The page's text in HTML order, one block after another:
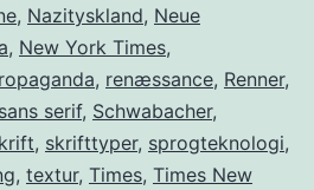
, Nazityskland, Neue
, New York Times,
, renæssance, Renner,
sans serif, Schwabacher,
, skrifttyper, sprogteknologi,
, textur, Times, Times New